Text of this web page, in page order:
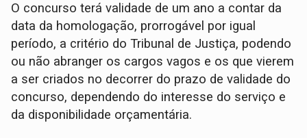
O concurso terá validade de um ano a contar da
data da homologação, prorrogável por igual
período, a critério do Tribunal de Justiça, podendo
ou não abranger os cargos vagos e os que vierem
a ser criados no decorrer do prazo de validade do
concurso, dependendo do interesse do serviço e
da disponibilidade orçamentária.